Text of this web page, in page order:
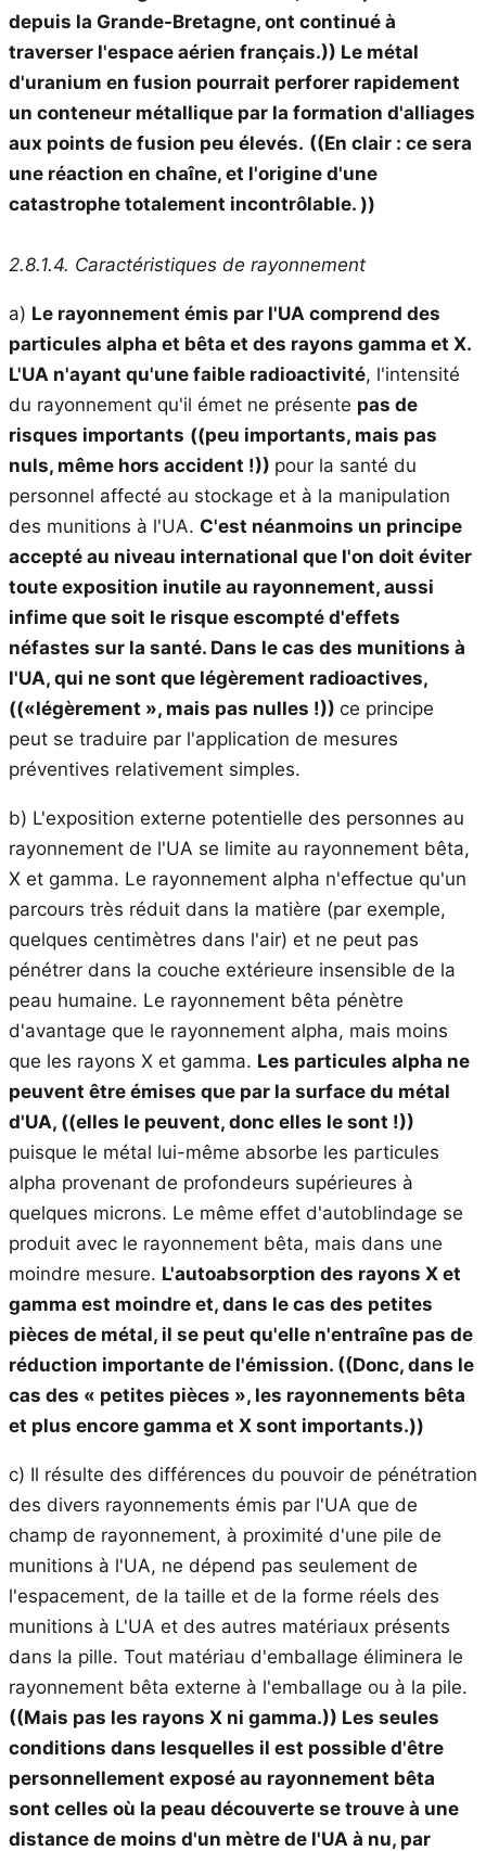
depuis la Grande-Bretagne, ont continué à
traverser l'espace aérien français.)) Le métal
d'uranium en fusion pourrait perforer rapidement
un conteneur métallique par la formation d'alliages
aux points de fusion peu élevés. ((En clair : ce sera
une réaction en chaîne, et l'origine d'une
catastrophe totalement incontrôlable. ))
2.8.1.4. Caractéristiques de rayonnement
a) Le rayonnement émis par l'UA comprend des
particules alpha et bêta et des rayons gamma et X.
L'UA n'ayant qu'une faible radioactivité, l'intensité
du rayonnement qu'il émet ne présente pas de
risques importants ((peu importants, mais pas
nuls, même hors accident !)) pour la santé du
personnel affecté au stockage et à la manipulation
des munitions à l'UA. C'est néanmoins un principe
accepté au niveau international que l'on doit éviter
toute exposition inutile au rayonnement, aussi
infime que soit le risque escompté d'effets
néfastes sur la santé. Dans le cas des munitions à
l'UA, qui ne sont que légèrement radioactives,
((«légèrement », mais pas nulles !)) ce principe
peut se traduire par l'application de mesures
préventives relativement simples.
b) L'exposition externe potentielle des personnes au
rayonnement de l'UA se limite au rayonnement bêta,
X et gamma. Le rayonnement alpha n'effectue qu'un
parcours très réduit dans la matière (par exemple,
quelques centimètres dans l'air) et ne peut pas
pénétrer dans la couche extérieure insensible de la
peau humaine. Le rayonnement bêta pénètre
d'avantage que le rayonnement alpha, mais moins
que les rayons X et gamma. Les particules alpha ne
peuvent être émises que par la surface du métal
d'UA, ((elles le peuvent, donc elles le sont !))
puisque le métal lui-même absorbe les particules
alpha provenant de profondeurs supérieures à
quelques microns. Le même effet d'autoblindage se
produit avec le rayonnement bêta, mais dans une
moindre mesure. L'autoabsorption des rayons X et
gamma est moindre et, dans le cas des petites
pièces de métal, il se peut qu'elle n'entraîne pas de
réduction importante de l'émission. ((Donc, dans le
cas des « petites pièces », les rayonnements bêta
et plus encore gamma et X sont importants.))
c) Il résulte des différences du pouvoir de pénétration
des divers rayonnements émis par l'UA que de
champ de rayonnement, à proximité d'une pile de
munitions à l'UA, ne dépend pas seulement de
l'espacement, de la taille et de la forme réels des
munitions à L'UA et des autres matériaux présents
dans la pille. Tout matériau d'emballage éliminera le
rayonnement bêta externe à l'emballage ou à la pile.
((Mais pas les rayons X ni gamma.)) Les seules
conditions dans lesquelles il est possible d'être
personnellement exposé au rayonnement bêta
sont celles où la peau découverte se trouve à une
distance de moins d'un mètre de l'UA à nu, par